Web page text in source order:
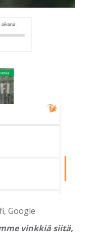
Google
vinkkiä siitä,